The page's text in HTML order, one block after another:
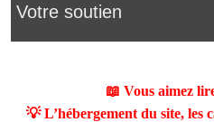
Votre soutien
📖 Vous aimez
💡 L’hébergement du site, les